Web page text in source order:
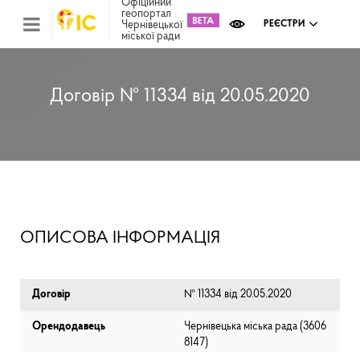
Офіційний
геопортал
Чернівецької
міської ради
РЕЄСТРИ
Договір № 11334 від 20.05.2020
ОПИСОВА ІНФОРМАЦІЯ
Договір № 11334 від 20.05.2020
Орендодавець
Чернівецька міська рада (⁨3606
8147⁩)